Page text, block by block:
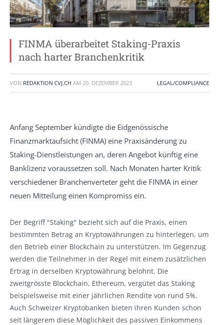
FINMA überarbeitet Staking-Praxis
nach harter Branchenkritik
VON REDAKTION CVJ.CH AM 20. DEZEMBER 2023 LEGAL/COMPLIANCE
Anfang September kündigte die Eidgenössische
Finanzmarktaufsicht (FINMA) eine Praxisänderung zu
Staking-Dienstleistungen an, deren Angebot künftig eine
Banklizenz voraussetzen soll. Nach Monaten harter Kritik
verschiedener Branchenverteter geht die FINMA in einer
neuen Mitteilung einen Kompromiss ein.
Der Begriff "Staking" bezieht sich auf die Praxis, einen
bestimmten Betrag an Kryptowährungen zu hinterlegen, um
den Betrieb einer Blockchain zu unterstützen. Im Gegenzug
werden die Teilnehmer in der Regel mit einem zusätzlichen
Ertrag in derselben Kryptowährung belohnt. Die
zweitgrösste Blockchain, Ethereum, vergütet das Staking
beispielsweise mit einer jährlichen Rendite von rund 5%.
Auch Schweizer Kryptobanken bieten ihren Kunden schon
seit längerem diese Möglichkeit des passiven Einkommens